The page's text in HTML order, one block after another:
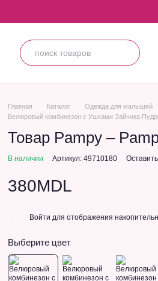
Главная Каталог Одежда для малышей
Велюровый комбинезон с Ушками Зайчика
Товар Pampy –
В наличии Артикул: 49710180
380MDL
Войти для отображения
Выберите цвет